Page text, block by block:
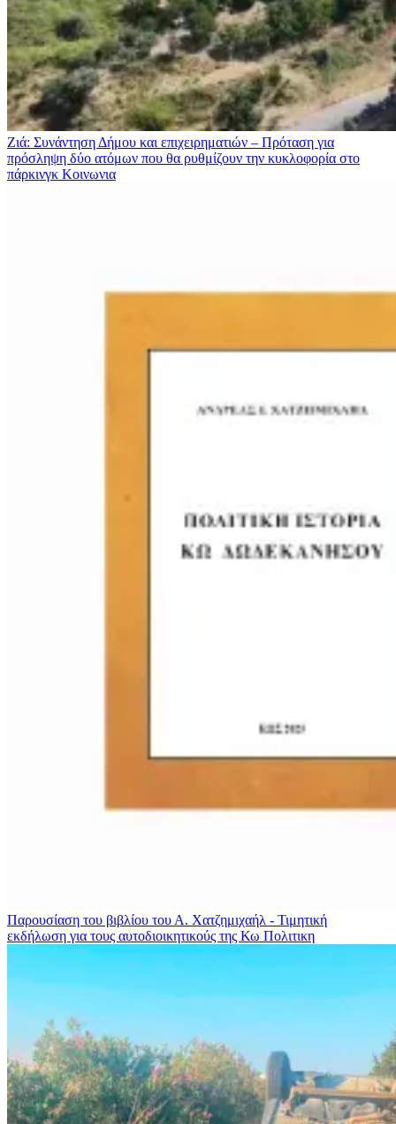
Ζιά: Συνάντηση Δήμου και επιχειρηματιών – Πρόταση για
πρόσληψη δύο ατόμων που θα ρυθμίζουν την κυκλοφορία στο
πάρκινγκ Κοινωνια
Παρουσίαση του βιβλίου του Α. Χατζημιχαήλ - Τιμητική
εκδήλωση για τους αυτοδιοικητικούς της Κω Πολιτικη